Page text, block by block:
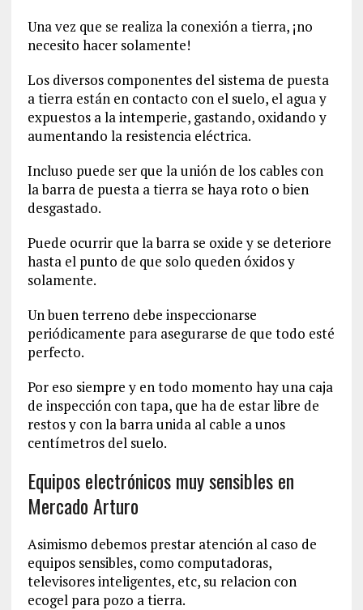
Una vez que se realiza la conexión a tierra, ¡no
necesito hacer solamente!
Los diversos componentes del sistema de puesta
a tierra están en contacto con el suelo, el agua y
expuestos a la intemperie, gastando, oxidando y
aumentando la resistencia eléctrica.
Incluso puede ser que la unión de los cables con
la barra de puesta a tierra se haya roto o bien
desgastado.
Puede ocurrir que la barra se oxide y se deteriore
hasta el punto de que solo queden óxidos y
solamente.
Un buen terreno debe inspeccionarse
periódicamente para asegurarse de que todo esté
perfecto.
Por eso siempre y en todo momento hay una caja
de inspección con tapa, que ha de estar libre de
restos y con la barra unida al cable a unos
centímetros del suelo.
Equipos electrónicos muy sensibles en
Mercado Arturo
Asimismo debemos prestar atención al caso de
equipos sensibles, como computadoras,
televisores inteligentes, etc, su relacion con
ecogel para pozo a tierra.